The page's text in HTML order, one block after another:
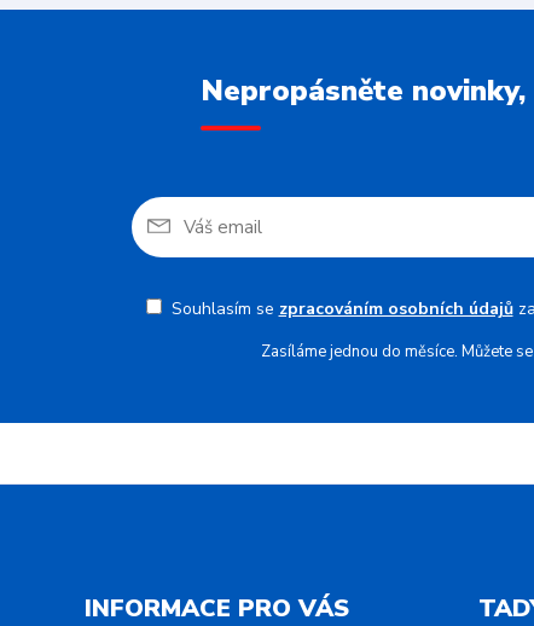
Nepropásněte
Souhlasím se zpracováním osobních údajů
Zasíláme jednou do měsíce. Můžete
INFORMACE PRO VÁS